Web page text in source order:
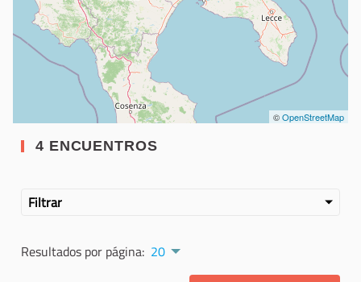
©OpenStreetMap
4 ENCUENTROS
Filtrar
Resultados por página: 20